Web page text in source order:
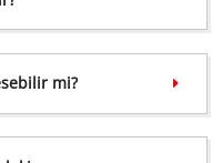
not disclosed to the
owner needs to setup
to add this content
used.
Consent
Platform
mi?